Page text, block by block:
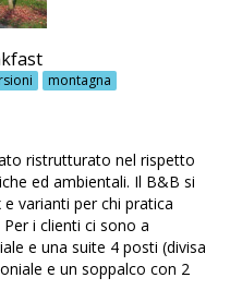
montagna
ristrutturato nel rispetto
ed ambientali. Il B&B si
varianti per chi pratica
i clienti ci sono a
e una suite 4 posti (divisa
e un soppalco con 2